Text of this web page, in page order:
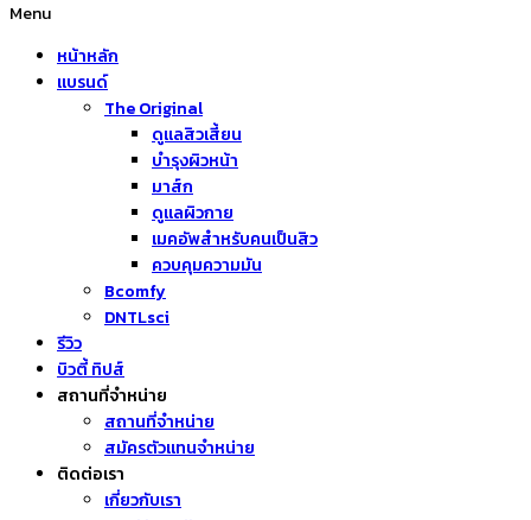
Menu
หน้าหลัก
แบรนด์
The Original
ดูแลสิวเสี้ยน
บำรุงผิวหน้า
มาส์ก
ดูแลผิวกาย
เมคอัพสำหรับคนเป็นสิว
ควบคุมความมัน
Bcomfy
DNTLsci
รีวิว
บิวตี้ ทิปส์
สถานที่จำหน่าย
สถานที่จำหน่าย
สมัครตัวแทนจำหน่าย
ติดต่อเรา
เกี่ยวกับเรา